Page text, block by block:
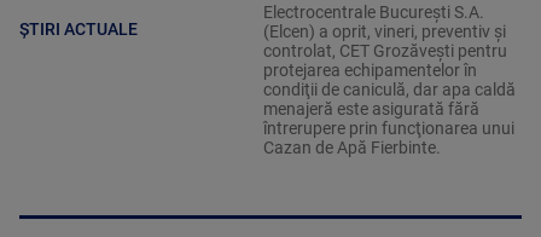
ȘTIRI ACTUALE
Electrocentrale Bucureşti S.A.
(Elcen) a oprit, vineri, preventiv şi
controlat, CET Grozăveşti pentru
protejarea echipamentelor în
condiţii de caniculă, dar apa caldă
menajeră este asigurată fără
întrerupere prin funcţionarea unui
Cazan de Apă Fierbinte.